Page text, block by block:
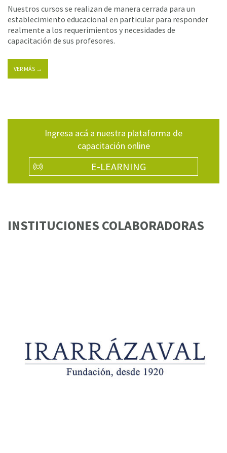
Nuestros cursos se realizan de manera cerrada para un
establecimiento educacional en particular para responder
realmente a los requerimientos y necesidades de
capacitación de sus profesores.
VER MÁS →
Ingresa acá a nuestra plataforma de
capacitación online
E-LEARNING
INSTITUCIONES COLABORADORAS